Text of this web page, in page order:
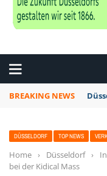
BREAKING NEWS
DÜSSELDORF TOP NEWS
Home › Düsseldorf ›
bei der Kidical Mass